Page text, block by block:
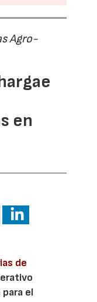
Agro-
en
de
el